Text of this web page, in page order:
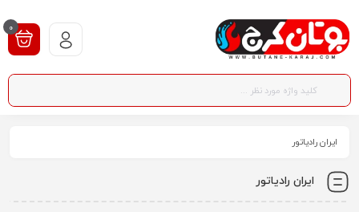
0
ایران رادیاتور
ایران رادیاتور